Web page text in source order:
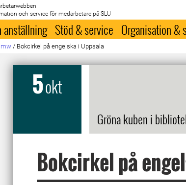
och service för medarbetare på SLU
anställning Stöd & service Organisation &
/ Bokcirkel på engelska i Uppsala
5okt
Gröna kuben i
Bokcirkel på